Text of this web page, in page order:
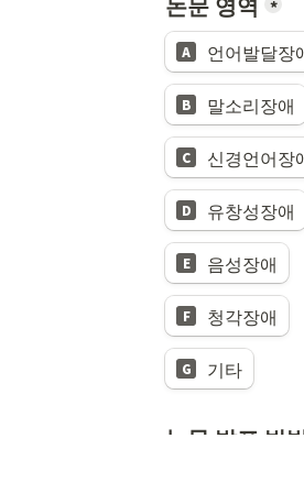
*
A 언어발달장
B 말소리장애
C 신경언어장
D 유창성장애
E 음성장애
F 청각장애
G 기타
논문 발표 방